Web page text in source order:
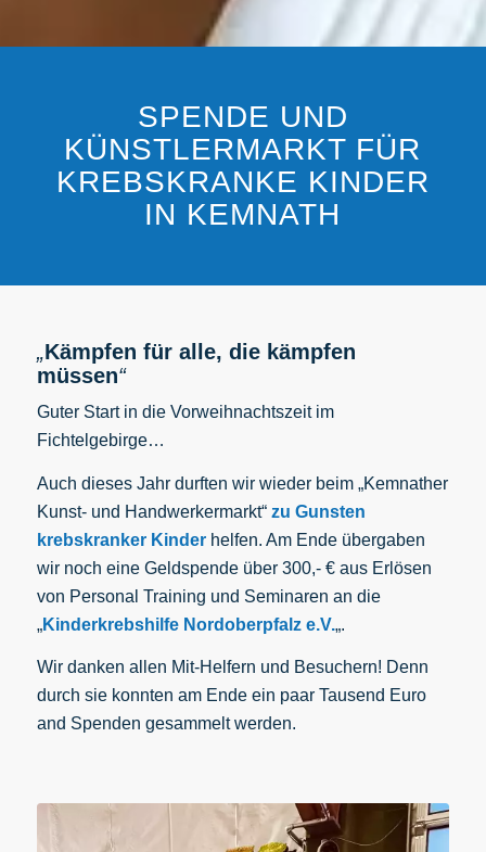
SPENDE UND
KÜNSTLERMARKT FÜR
KREBSKRANKE KINDER
IN KEMNATH
„Kämpfen für alle, die kämpfen
müssen“
Guter Start in die Vorweihnachtszeit im
Fichtelgebirge…
Auch dieses Jahr durften wir wieder beim „Kemnather
Kunst- und Handwerkermarkt“ zu Gunsten
krebskranker Kinder helfen. Am Ende übergaben
wir noch eine Geldspende über 300,- € aus Erlösen
von Personal Training und Seminaren an die
„Kinderkrebshilfe Nordoberpfalz e.V.„.
Wir danken allen Mit-Helfern und Besuchern! Denn
durch sie konnten am Ende ein paar Tausend Euro
and Spenden gesammelt werden.